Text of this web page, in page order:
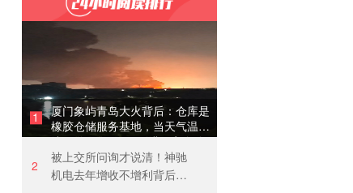
1
厦门象屿青岛大火背后：仓库是
橡胶仓储服务基地，当天气温未
达预警，集团5月刚进行安全管
理培训
2
被上交所问询才说清！神驰
机电去年增收不增利背后：